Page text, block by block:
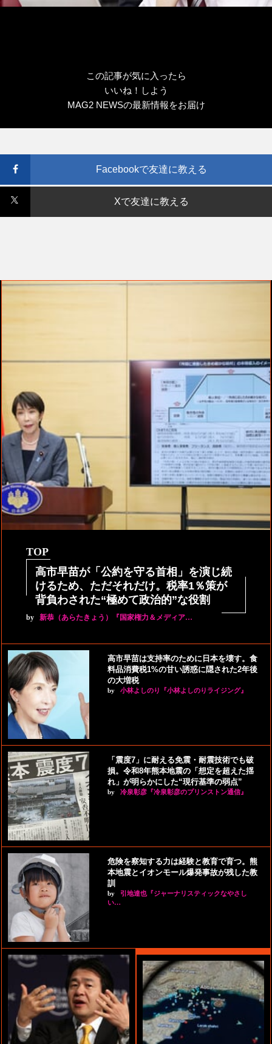
この記事が気に入ったら
いいね！しよう
MAG2 NEWSの最新情報をお届け
Facebookで友達に教える
Xで友達に教える
TOP
高市早苗が「公約を守る首相」を演じ続
けるため、ただそれだけ。税率1％策が
背負わされた“極めて政治的”な役割
by 新恭（あらたきょう）『国家権力＆メディア…
高市早苗は支持率のために日本を壊す。食
料品消費税1%の甘い誘惑に隠された2年後
の大増税
by 小林よしのり『小林よしのりライジング』
「震度7」に耐える免震・耐震技術でも破
損。令和8年熊本地震の「想定を超えた揺
れ」が明らかにした“現行基準の弱点”
by 冷泉彰彦『冷泉彰彦のプリンストン通信』
危険を察知する力は経験と教育で育つ。熊
本地震とイオンモール爆発事故が残した教
訓
by
引地達也『ジャーナリスティックなやさし
い…